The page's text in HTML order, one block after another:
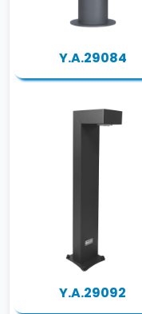
Y.A.29084
Y.A.29092